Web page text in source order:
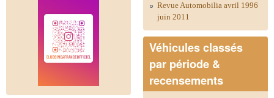
Revue Automobilia avril 1996
juin 2011
Véhicules classés
par période &
recensements